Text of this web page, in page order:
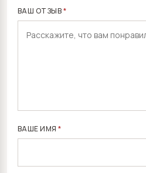
ВАШ ОТЗЫВ*
ВАШЕ ИМЯ*